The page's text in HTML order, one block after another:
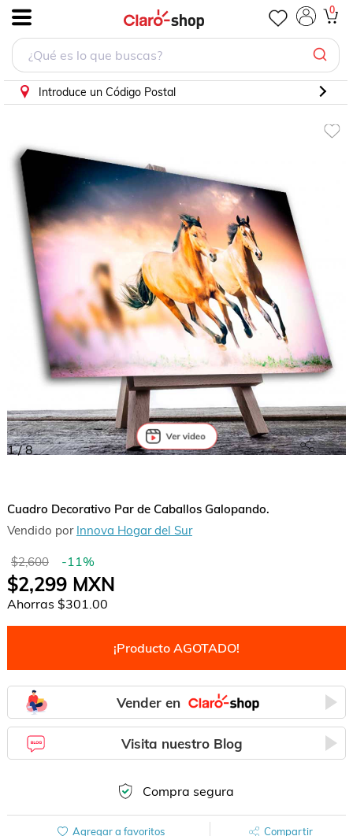
0
Introduce un Código Postal
1/8
Cuadro Decorativo Par de Caballos Galopando.
Vendido por Innova Hogar del Sur
$2,600 -11%
$2,299MXN
Ahorras $301.00
¡Producto AGOTADO!
Vender en
Visita nuestro Blog
Compra segura
Agregar a favoritos Compartir
Cuadro Decorativo Par de Caballos Galopando.